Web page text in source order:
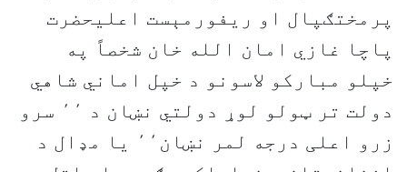
پرمختګپال او ریفورمېست اعلیحضرت
پاچا غازي امان الله خان شخصاً په
خپلو مبارکو لاسونو د خپل اماني شاهي
دولت تر ټولو لوړ دولتي نښان د ٬٬ سرو
زرو اعلی درجه لمر نښان٬٬ یا مډال د